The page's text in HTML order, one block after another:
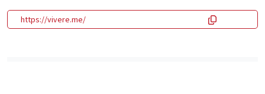
https://vivere.me/